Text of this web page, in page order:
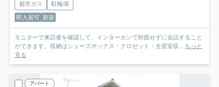
都市ガス
駐輪場
即入居可 新築
モニターで来訪者を確認して、インターホンで対面せずに会話すること
ができます。収納はシューズボックス・クロゼット・全居室収... もっと
見る
アパート